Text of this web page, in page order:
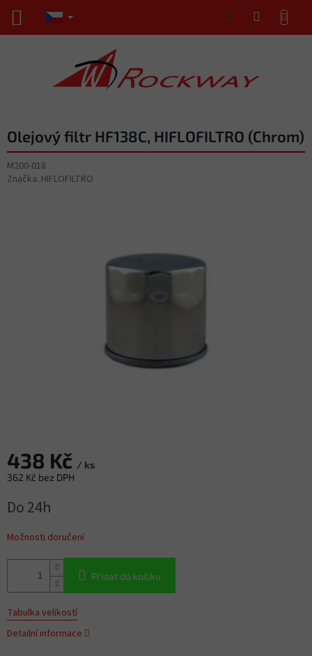
obsah
NÁKUPNÍ
Olejový filtr HF138C, HIFLOFILTRO (Chrom)
M200-018
Značka: HIFLOFILTRO
438 Kč / ks
362 Kč bez DPH
cena:
Do 24h
Možnosti doručení
Přidat do košíku
Tabulka velikostí
Detailní informace